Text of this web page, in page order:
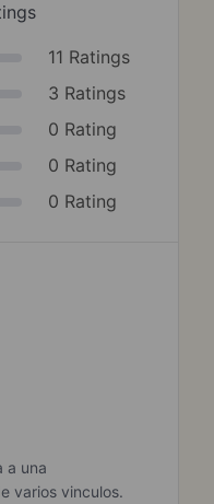
11 Ratings
3 Ratings
0 Rating
0 Rating
0 Rating
a una
varios vinculos.